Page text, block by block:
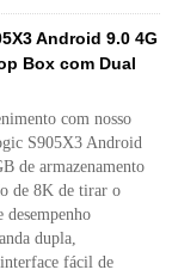
Android 9.0 4G
Box com Dual
com nosso
S905X3 Android
de armazenamento
de 8K de tirar o
dupla,
fácil de